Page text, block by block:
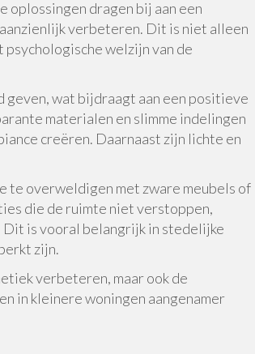
oplossingen dragen bij aan een
verbeteren. Dit is niet alleen
welzijn van de
geven, wat bijdraagt aan een positieve
materialen en slimme indelingen
creëren. Daarnaast zijn lichte en
te overweldigen met zware meubels of
die de ruimte niet verstoppen,
is vooral belangrijk in stedelijke
zijn.
verbeteren, maar ook de
in kleinere woningen aangenamer